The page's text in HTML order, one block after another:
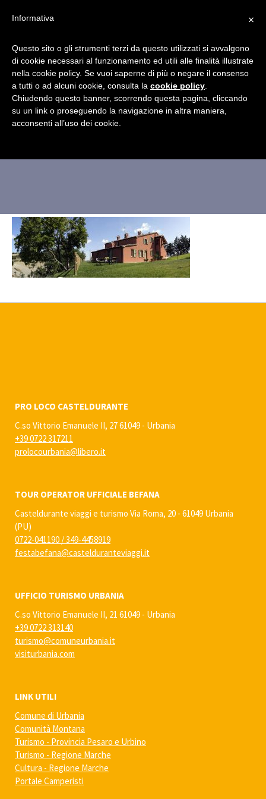
agriturismo-san-
giuseppe-peglio-esterno
PRO LOCO CASTELDURANTE
C.so Vittorio Emanuele II, 27 61049 - Urbania
+39 0722 317211
prolocourbania@libero.it
TOUR OPERATOR UFFICIALE BEFANA
Casteldurante viaggi e turismo Via Roma, 20 - 61049 Urbania
(PU)
0722-041190 /349-4458919
festabefana@castelduranteviaggi.it
UFFICIO TURISMO URBANIA
C.so Vittorio Emanuele II, 21 61049 - Urbania
+39 0722 313140
turismo@comuneurbania.it
visiturbania.com
LINK UTILI
Comune di Urbania
Comunità Montana
Turismo - Provincia Pesaro e Urbino
Turismo - Regione Marche
Cultura - Regione Marche
Portale Camperisti
×
Informativa
Questo sito o gli strumenti terzi da questo utilizzati si avvalgono
di cookie necessari al funzionamento ed utili alle finalità illustrate
nella cookie policy. Se vuoi saperne di più o negare il consenso
a tutti o ad alcuni cookie, consulta la cookie policy
Chiudendo questo banner, scorrendo questa pagina, cliccando
su un link o proseguendo la navigazione in altra maniera,
acconsenti all’uso dei cookie.